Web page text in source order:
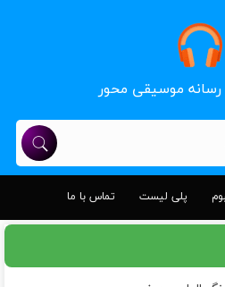
موسیقی محور
پلی لیست تماس با ما